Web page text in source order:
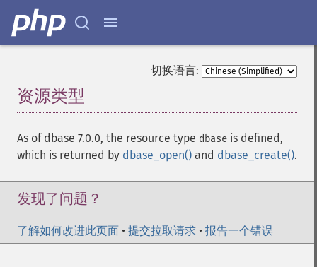
切换语言:
资源类型
As of dbase 7.0.0, the resource type dbase is defined,
which is returned by dbase_open() and dbase_create().
发现了问题？
了解如何改进此页面 • 提交拉取请求 • 报告一个错误